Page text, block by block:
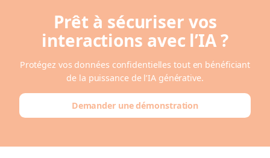
Prêt à sécuriser vos
interactions avec l’IA ?
Protégez vos données confidentielles tout en bénéficiant
de la puissance de l’IA générative.
Demander une démonstration